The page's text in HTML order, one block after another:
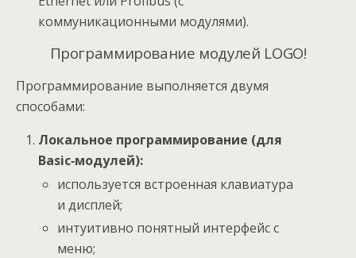
коммуникационными модулями).
Программирование модулей LOGO!
Программирование выполняется двумя
способами:
Локальное программирование (для
Basic‑модулей):
используется встроенная клавиатура
и дисплей;
интуитивно понятный интерфейс с
меню;